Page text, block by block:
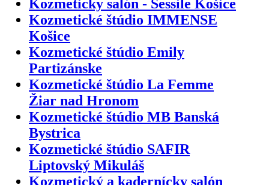
Kozmeticky salón - Sessile Košice
Kozmetické štúdio IMMENSE
Košice
Kozmetické štúdio Emily
Partizánske
Kozmetické štúdio La Femme
Žiar nad Hronom
Kozmetické štúdio MB Banská
Bystrica
Kozmetické štúdio SAFIR
Liptovský Mikuláš
Kozmetický a kadernícky salón